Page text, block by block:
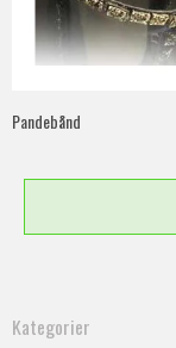
Pandebånd
Kategorier